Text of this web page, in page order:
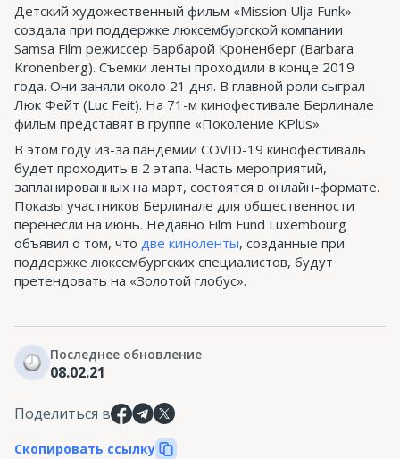
Детский художественный фильм «Mission Ulja Funk»
создала при поддержке люксембургской компании
Samsa Film режиссер Барбарой Кроненберг (Barbara
Kronenberg). Съемки ленты проходили в конце 2019
года. Они заняли около 21 дня. В главной роли сыграл
Люк Фейт (Luc Feit). На 71-м кинофестивале Берлинале
фильм представят в группе «Поколение KPlus».
В этом году из-за пандемии COVID-19 кинофестиваль
будет проходить в 2 этапа. Часть мероприятий,
запланированных на март, состоятся в онлайн-формате.
Показы участников Берлинале для общественности
перенесли на июнь. Недавно Film Fund Luxembourg
объявил о том, что две киноленты, созданные при
поддержке люксембургских специалистов, будут
претендовать на «Золотой глобус».
Последнее обновление
08.02.21
Поделиться в
Скопировать ссылку